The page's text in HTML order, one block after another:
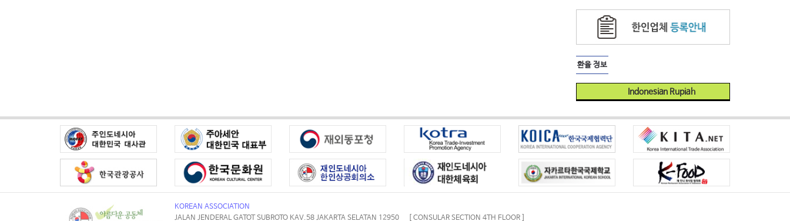
환율 정보
Indonesian Rupiah
KOREAN ASSOCIATION
JALAN JENDERAL GATOT SUBROTO KAV.58 JAKARTA SELATAN 12950 [ CONSULAR SECTION 4TH FLOOR ]